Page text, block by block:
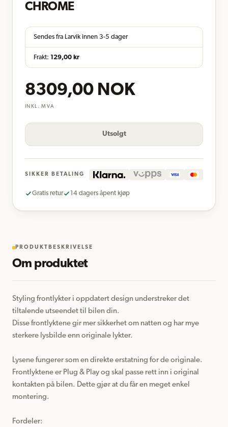
CHROME
Sendes fra Larvik innen 3-5 dager
Frakt: 129,00 kr
8309,00 NOK
INKL. MVA
Utsolgt
SIKKER BETALING
Gratis retur 14 dagers åpent kjøp
PRODUKTBESKRIVELSE
Om produktet
Styling frontlykter i oppdatert design understreker det
tiltalende utseendet til bilen din.
Disse frontlyktene gir mer sikkerhet om natten og har mye
sterkere lysbilde enn originale lykter.
Lysene fungerer som en direkte erstatning for de originale.
Frontlyktene er Plug & Play og skal passe rett inn i original
kontakten på bilen. Dette gjør at du får en meget enkel
montering.
Fordeler: